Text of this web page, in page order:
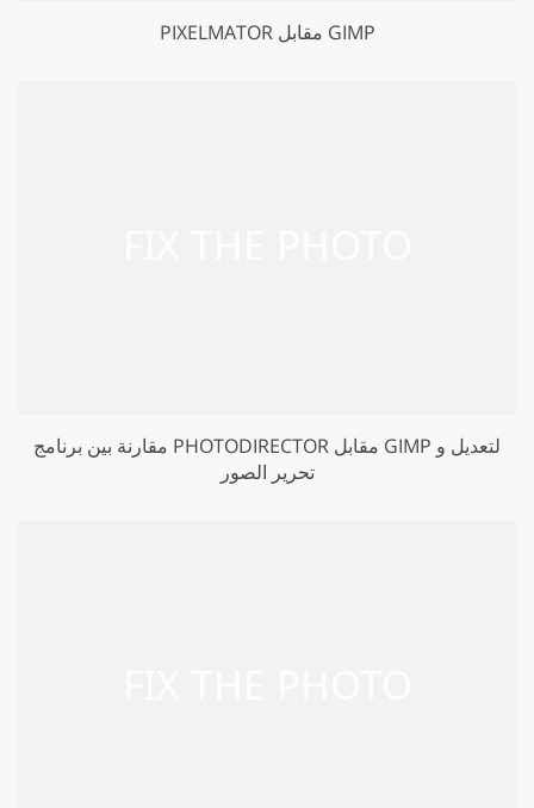
PIXELMATOR مقابل GIMP
مقارنة بين برنامج PHOTODIRECTOR مقابل GIMP لتعديل و
تحرير الصور